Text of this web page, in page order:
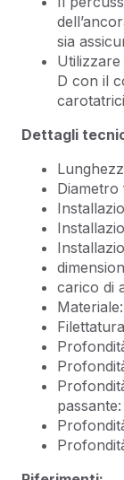
sia
D con il
Dettagli
Diametro
carico di